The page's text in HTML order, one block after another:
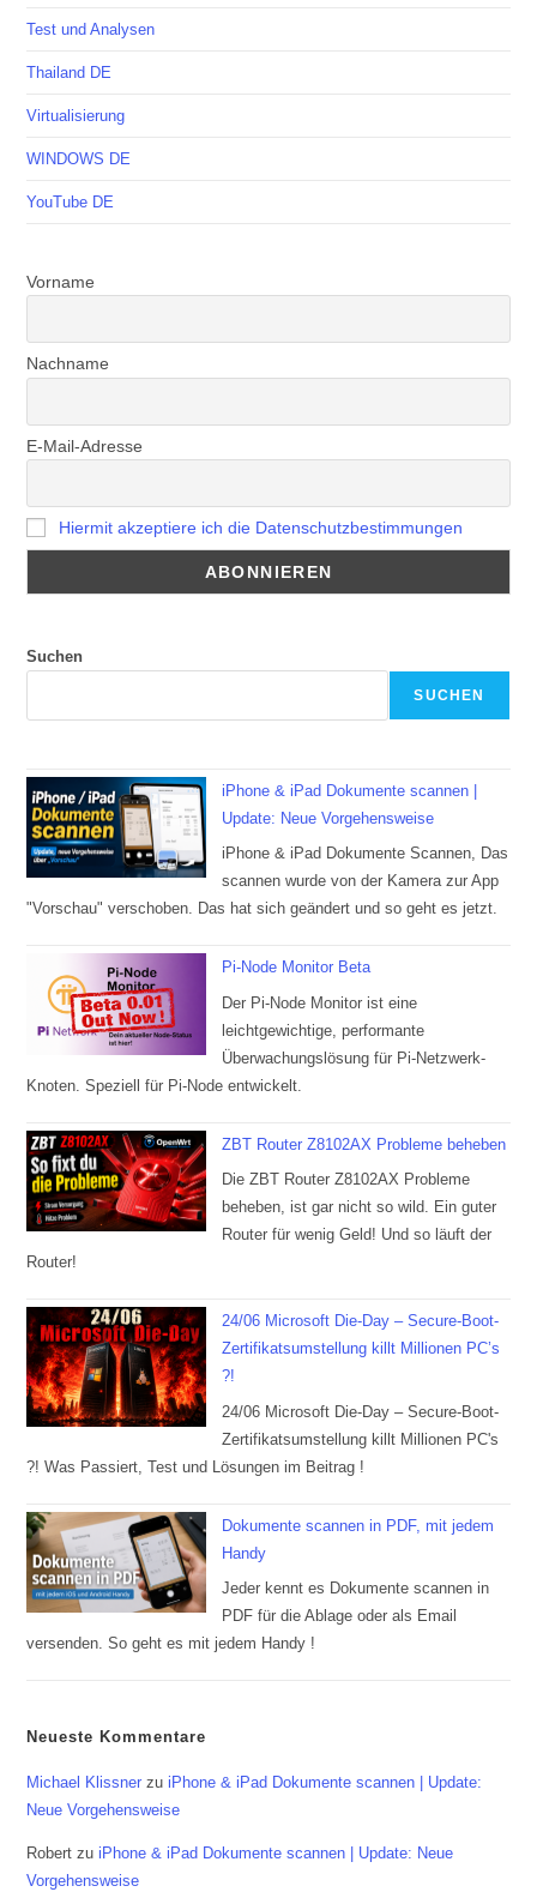
Test und Analysen
Thailand DE
Virtualisierung
WINDOWS DE
YouTube DE
Vorname
Nachname
E-Mail-Adresse
Hiermit akzeptiere ich die Datenschutzbestimmungen
Suchen
SUCHEN
iPhone & iPad Dokumente scannen |
Update: Neue Vorgehensweise
iPhone & iPad Dokumente Scannen, Das
scannen wurde von der Kamera zur App
"Vorschau" verschoben. Das hat sich geändert und so geht es jetzt.
Pi-Node Monitor Beta
Der Pi-Node Monitor ist eine
leichtgewichtige, performante
Überwachungslösung für Pi-Netzwerk-
Knoten. Speziell für Pi-Node entwickelt.
ZBT Router Z8102AX Probleme beheben
Die ZBT Router Z8102AX Probleme
beheben, ist gar nicht so wild. Ein guter
Router für wenig Geld! Und so läuft der
Router!
24/06 Microsoft Die-Day – Secure-Boot-
Zertifikatsumstellung killt Millionen PC’s
?!
24/06 Microsoft Die-Day – Secure-Boot-
Zertifikatsumstellung killt Millionen PC's
?! Was Passiert, Test und Lösungen im Beitrag !
Dokumente scannen in PDF, mit jedem
Handy
Jeder kennt es Dokumente scannen in
PDF für die Ablage oder als Email
versenden. So geht es mit jedem Handy !
Neueste Kommentare
Michael Klissner zuiPhone & iPad Dokumente scannen | Update:
Neue Vorgehensweise
Robert zuiPhone & iPad Dokumente scannen | Update: Neue
Vorgehensweise